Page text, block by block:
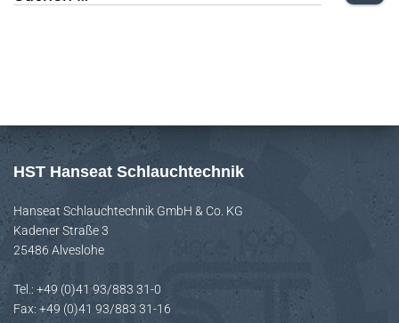
n
c
h
HST Hanseat Schlauchtechnik
Hanseat Schlauchtechnik GmbH & Co. KG
Kadener Straße 3
25486 Alveslohe
Tel.: +49 (0)41 93/883 31-0
Fax: +49 (0)41 93/883 31-16